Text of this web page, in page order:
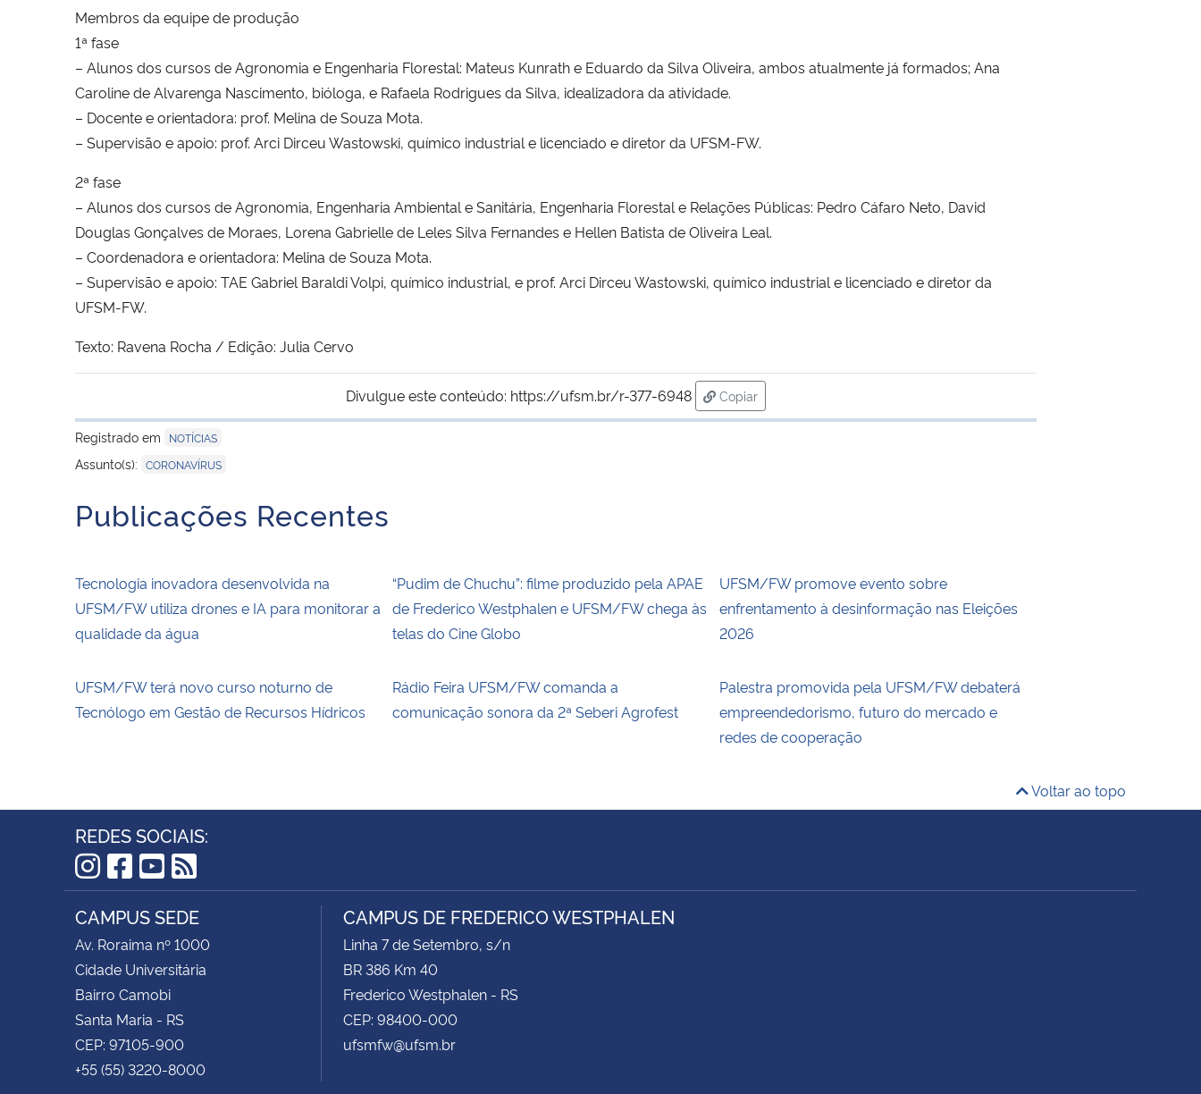
Membros da equipe de produção
1ª fase
– Alunos dos cursos de Agronomia e Engenharia Florestal: Mateus Kunrath e Eduardo da Silva Oliveira, ambos atualmente já formados; Ana
Caroline de Alvarenga Nascimento, bióloga, e Rafaela Rodrigues da Silva, idealizadora da atividade.
– Docente e orientadora: prof. Melina de Souza Mota.
– Supervisão e apoio: prof. Arci Dirceu Wastowski, químico industrial e licenciado e diretor da UFSM-FW.
2ª fase
– Alunos dos cursos de Agronomia, Engenharia Ambiental e Sanitária, Engenharia Florestal e Relações Públicas: Pedro Cáfaro Neto, David
Douglas Gonçalves de Moraes, Lorena Gabrielle de Leles Silva Fernandes e Hellen Batista de Oliveira Leal.
– Coordenadora e orientadora: Melina de Souza Mota.
– Supervisão e apoio: TAE Gabriel Baraldi Volpi, químico industrial, e prof. Arci Dirceu Wastowski, químico industrial e licenciado e diretor da
UFSM-FW.
Texto: Ravena Rocha / Edição: Julia Cervo
Divulgue este conteúdo: https://ufsm.br/r-377-6948
Copiar
para área de transferência
Registrado em
NOTÍCIAS
Assunto(s): CORONAVÍRUS
Publicações Recentes
Tecnologia inovadora desenvolvida na
UFSM/FW utiliza drones e IA para monitorar a
qualidade da água
“Pudim de Chuchu”: filme produzido pela APAE
de Frederico Westphalen e UFSM/FW chega às
telas do Cine Globo
UFSM/FW promove evento sobre
enfrentamento à desinformação nas Eleições
2026
UFSM/FW terá novo curso noturno de
Tecnólogo em Gestão de Recursos Hídricos
Rádio Feira UFSM/FW comanda a
comunicação sonora da 2ª Seberi Agrofest
Palestra promovida pela UFSM/FW debaterá
empreendedorismo, futuro do mercado e
redes de cooperação
Voltar ao topo
REDES SOCIAIS:
Instagram
Facebook
YouTube
RSS
CAMPUS SEDE
Av. Roraima nº 1000
Cidade Universitária
Bairro Camobi
Santa Maria - RS
CEP: 97105-900
+55 (55) 3220-8000
CAMPUS DE FREDERICO WESTPHALEN
Linha 7 de Setembro, s/n
BR 386 Km 40
Frederico Westphalen - RS
CEP: 98400-000
ufsmfw@ufsm.br